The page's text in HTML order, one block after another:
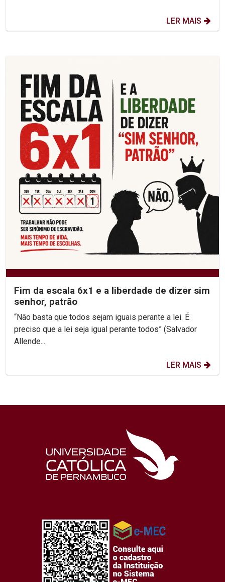
LER MAIS
Fim da escala 6x1 e a liberdade de dizer sim
senhor, patrão
“Não basta que todos sejam iguais perante a lei. É
preciso que a lei seja igual perante todos” (Salvador
Allende...
LER MAIS